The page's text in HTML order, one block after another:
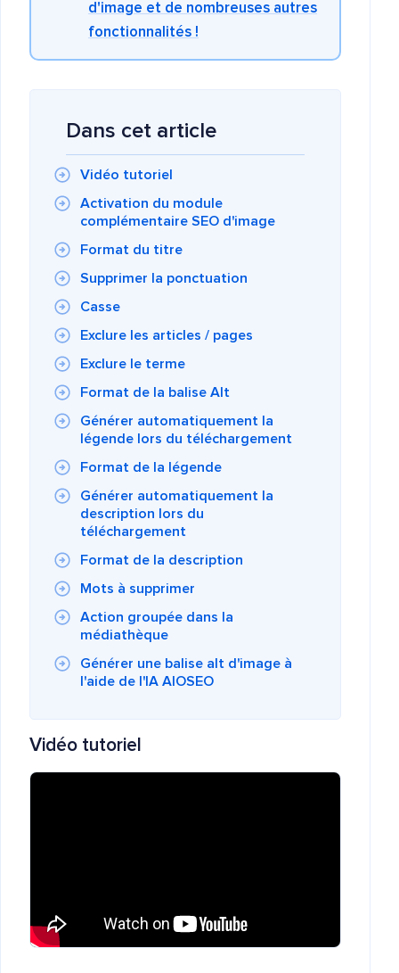
d'image et de nombreuses autres
fonctionnalités !
Dans cet article
Vidéo tutoriel
Activation du module
complémentaire SEO d'image
Format du titre
Supprimer la ponctuation
Casse
Exclure les articles / pages
Exclure le terme
Format de la balise Alt
Générer automatiquement la
légende lors du téléchargement
Format de la légende
Générer automatiquement la
description lors du
téléchargement
Format de la description
Mots à supprimer
Action groupée dans la
médiathèque
Générer une balise alt d'image à
l'aide de l'IA AIOSEO
Vidéo tutoriel